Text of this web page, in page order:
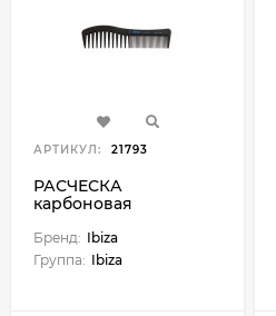
АРТИКУЛ: 21793
РАСЧЕСКА
карбоновая
Бренд: Ibiza
Группа: Ibiza